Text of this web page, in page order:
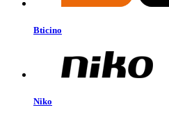
Bticino
Niko